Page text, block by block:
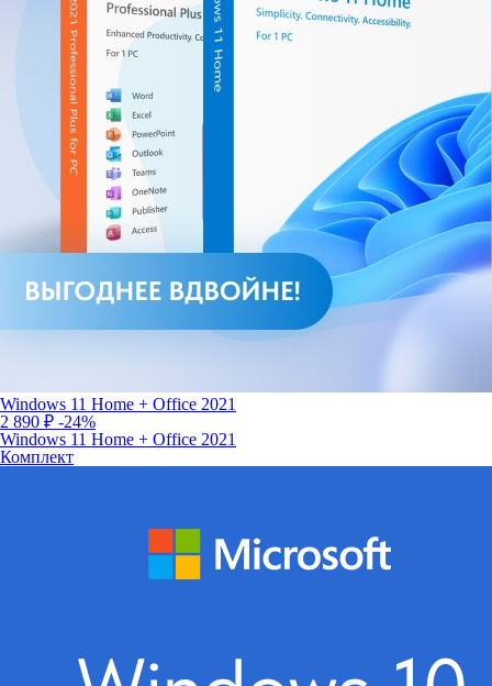
Windows 11 Home + Office 2021
2 890 ₽ -24%
Windows 11 Home + Office 2021
Комплект